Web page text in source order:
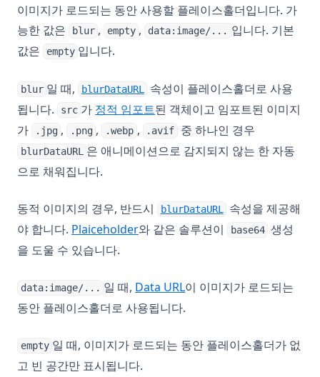
이미지가 로드되는 동안 사용할 플레이스홀더입니다. 가
능한 값은
blur , empty , data:image/... 입니다. 기본
값은
empty 입니다.
blur 일 때, blurDataURL
속성이 플레이스홀더로 사용
됩니다.
src 가 정적 임포트된 객체이고 임포트된 이미지
가
.jpg , .png , .webp , .avif 중 하나인 경우
blurDataURL
은 애니메이션으로 감지되지 않는 한 자동
으로 채워집니다.
동적 이미지의 경우, 반드시 blurDataURL
속성을 제공해
야 합니다. Plaiceholder(opens in a new tab)
와 같은 솔루션이 base64 생성
을 도울 수 있습니다.
data:image/... 일 때, Data URL(opens in a new tab)
이 이미지가 로드되는
동안 플레이스홀더로 사용됩니다.
empty 일 때, 이미지가 로드되는 동안 플레이스홀더가 없
고 빈 공간만 표시됩니다.